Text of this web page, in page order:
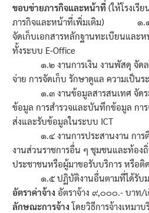
คำถามที่พบบ่อย
ขอบข่ายภารกิจและหน้าที่ (ให้โรงเรี
ภารกิจและหน้าที่เพิ่มเติม) ๑.๑ ง
จัดเก็บเอกสารหลักฐานทะเบียนและห
ทั้งระบบ E-Office
๑.๒ งานการเงิน งานพัสดุ จัดลง
จ่าย การจัดเก็บ รักษาดูแล ความเป็นร
๑.๓ งานข้อมูลสารสนเทศ จัดระ
ข้อมูล การสำรวจและบันทึกข้อมูล กา
ส่งและรับข้อมูลในระบบ ICT
๑.๔ งานการประสานงาน การติ
งานส่วนราชการอื่น ๆ ชุมชนและท้อง
ประชาชนหรือผู้มาขอรับบริการ หรือติ
๑.๕ ปฏิบัติงานอื่นตามที่ได้รับม
อัตราค่าจ้าง อัตราจ้าง ๙,๐๐๐.- บาท/
ลักษณะการจ้าง โดยวิธีการจ้างเหมา